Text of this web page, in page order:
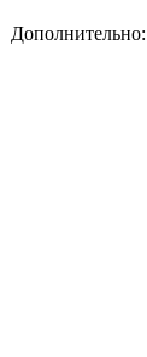
Дополнительно: